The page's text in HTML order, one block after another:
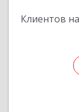
Клиентов